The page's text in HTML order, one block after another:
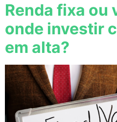
Renda fixa ou
onde investir
em alta?